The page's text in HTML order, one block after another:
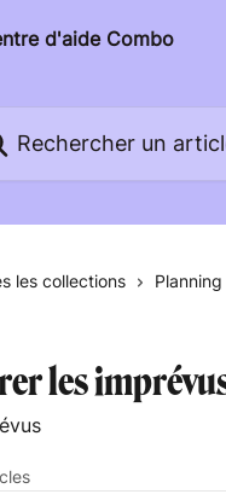
les collections Planning
les